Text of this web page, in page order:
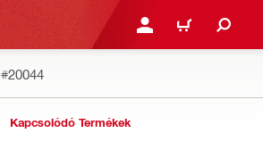
BEJELENTKEZÉS VAGY
KOSÁR
#20044
Kapcsolódó Termékek